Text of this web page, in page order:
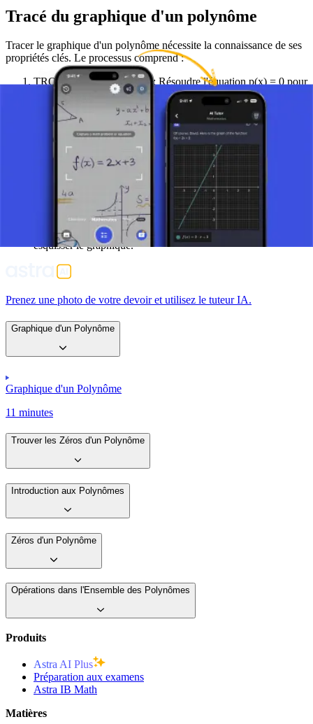
Tracé du graphique d'un polynôme
Tracer le graphique d'un polynôme nécessite la connaissance de ses
propriétés clés. Le processus comprend :
TROUVER LES ZÉROS : Résoudre l'équation p(x) = 0 pour
DÉTERMINER LE COMPORTEMENT AUX
EXTRÉMITÉS : Vérifier comment le graphique se comporte
pour des valeurs très grandes positives ou très grandes
négatives de x (lorsque x → ∞ et x → -∞).
CALCULER LES EXTREMA : Utiliser les dérivées pour
trouver les points où la tangente est horizontale (f'(x) = 0).
VÉRIFIER LA SYMÉTRIE : Déterminer si le graphique
présente une symétrie paire ou impaire.
TRACER LE GRAPHIQUE : Utiliser les informations
obtenues (zéros, comportement aux extrémités, extrema,
ordonnée à l'origine (p(0)), et tout autre point calculé) pour
esquisser le graphique.
Prenez une photo de votre devoir et utilisez le tuteur IA.
Graphique d'un Polynôme
Graphique d'un Polynôme
11 minutes
Trouver les Zéros d'un Polynôme
Introduction aux Polynômes
Zéros d'un Polynôme
Opérations dans l'Ensemble des Polynômes
Produits
Astra AI Plus
Préparation aux examens
Astra IB Math
Matières